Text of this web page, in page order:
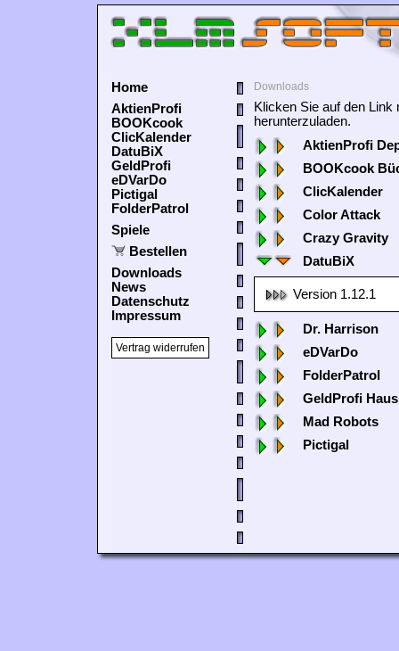
Home
AktienProfi
BOOKcook
ClicKalender
DatuBiX
GeldProfi
eDVarDo
Pictigal
FolderPatrol
Spiele
Bestellen
Downloads
News
Datenschutz
Impressum
Vertrag widerrufen
Downloads
Klicken Sie auf den
herunterzuladen.
AktienProfi
BOOKcook
ClicKalender
Color Attack
Crazy Gravity
DatuBiX
Version 1.12.1
Dr. Harrison
eDVarDo
FolderPatrol
GeldProfi
Mad Robots
Pictigal